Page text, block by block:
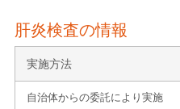
肝炎検査の情報
実施方法
自治体からの委託により実施